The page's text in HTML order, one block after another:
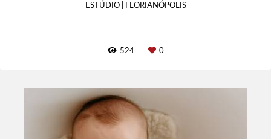
ESTÚDIO | FLORIANÓPOLIS
524 0